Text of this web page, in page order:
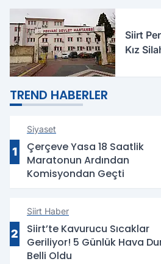
Siirt Pervari’de 16 Yaşındaki
Kız
TREND HABERLER
1
Siyaset
Çerçeve Yasa 18 Saatlik
Maratonun Ardından
Komisyondan Geçti
2
Siirt Haber
Siirt’te Kavurucu Sıcaklar
Geriliyor! 5 Günlük Hava
Belli Oldu